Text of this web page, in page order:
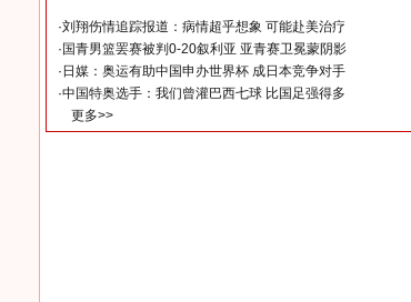
·刘翔伤情追踪报道：病情超乎想象 可能赴美治疗
· 国青男篮罢赛被判0-20叙利亚 亚青赛卫冕蒙阴影
· 日媒：奥运有助中国申办世界杯 成日本竞争对手
·中国特奥选手：我们曾灌巴西七球 比国足强得多
更多>>